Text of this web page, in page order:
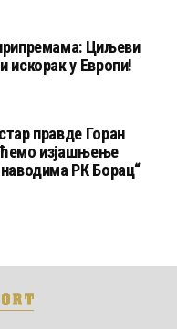
Циљеви
искорак у Европи!
правде Горан
изјашњење
РК Борац“